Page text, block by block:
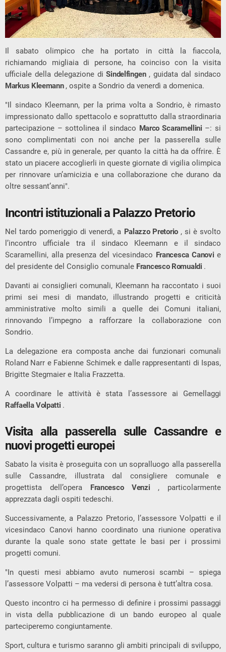
Il sabato olimpico che ha portato in città la fiaccola,
richiamando migliaia di persone, ha coinciso con la visita
ufficiale della delegazione diSindelfingen , guidata dal sindaco
Markus Kleemann , ospite a Sondrio da venerdì a domenica.
"Il sindaco Kleemann, per la prima volta a Sondrio, è rimasto
impressionato dallo spettacolo e soprattutto dalla straordinaria
partecipazione – sottolinea il sindaco Marco Scaramellini –: si
sono complimentati con noi anche per la passerella sulle
Cassandre e, più in generale, per quanto la città ha da offrire. È
stato un piacere accoglierli in queste giornate di vigilia olimpica
per rinnovare un’amicizia e una collaborazione che durano da
oltre sessant’anni".
Incontri istituzionali a Palazzo Pretorio
Nel tardo pomeriggio di venerdì, a Palazzo Pretorio , si è svolto
l’incontro ufficiale tra il sindaco Kleemann e il sindaco
Scaramellini, alla presenza del vicesindaco Francesca Canovi e
del presidente del Consiglio comunale Francesco Romualdi .
Davanti ai consiglieri comunali, Kleemann ha raccontato i suoi
primi sei mesi di mandato, illustrando progetti e criticità
amministrative molto simili a quelle dei Comuni italiani,
rinnovando l’impegno a rafforzare la collaborazione con
Sondrio.
La delegazione era composta anche dai funzionari comunali
Roland Narr e Fabienne Schimek e dalle rappresentanti di Ispas,
Brigitte Stegmaier e Italia Frazzetta.
A coordinare le attività è stata l’assessore ai Gemellaggi
Raffaella Volpatti .
Visita alla passerella sulle Cassandre e
nuovi progetti europei
Sabato la visita è proseguita con un sopralluogo alla passerella
sulle Cassandre, illustrata dal consigliere comunale e
progettista dell’opera Francesco Venzi , particolarmente
apprezzata dagli ospiti tedeschi.
Successivamente, a Palazzo Pretorio, l’assessore Volpatti e il
vicesindaco Canovi hanno coordinato una riunione operativa
durante la quale sono state gettate le basi per i prossimi
progetti comuni.
"In questi mesi abbiamo avuto numerosi scambi – spiega
l’assessore Volpatti – ma vedersi di persona è tutt’altra cosa.
Questo incontro ci ha permesso di definire i prossimi passaggi
in vista della pubblicazione di un bando europeo al quale
parteciperemo congiuntamente.
Sport, cultura e turismo saranno gli ambiti principali di sviluppo,